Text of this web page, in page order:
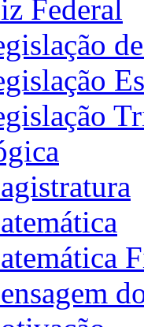
Federal